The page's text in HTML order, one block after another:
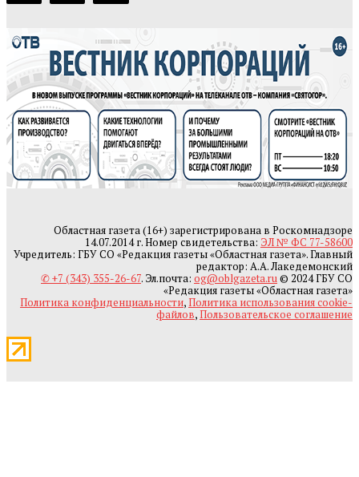
Областная газета (16+) зарегистрирована в Роскомнадзоре
14.07.2014 г. Номер свидетельства: ЭЛ № ФС 77-58600
Учредитель: ГБУ СО «Редакция газеты «Областная газета». Главный
редактор: А.А. Лакедемонский
✆ +7 (343) 355-26-67. Эл.почта: og@oblgazeta.ru© 2024 ГБУ СО
«Редакция газеты «Областная газета»
Политика конфиденциальности,Политика использования cookie-
файлов,Пользовательское соглашение